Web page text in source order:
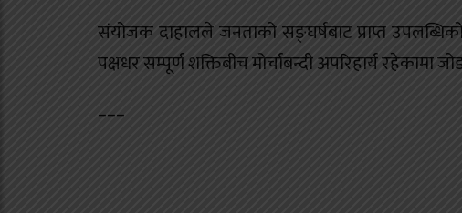
संयोजक दाहालले जनताको सङ्घर्षबाट प्राप्त
पक्षधर सम्पूर्ण शक्तिबीच मोर्चाबन्दी अपरिहार्य रहेकामा
–––